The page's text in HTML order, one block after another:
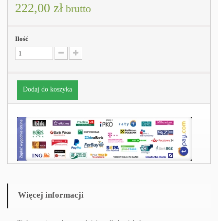
222,00 zł brutto
Ilość
Dodaj do koszyka
Więcej informacji